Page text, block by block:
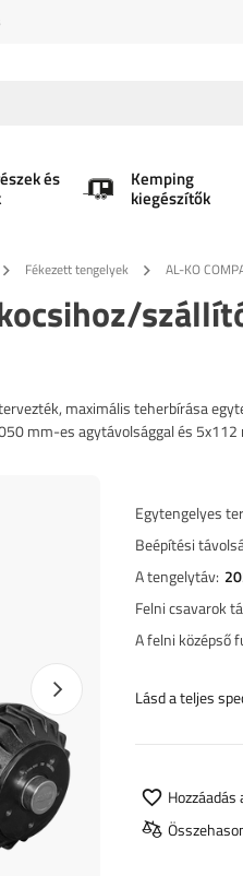
és Kemping
kiegészítők
Fékezett tengelyek AL-KO
maximális teherbírása
mm-es agytávolsággal és 5x112
Következő fotó
Egytengelyes
Beépítési
A tengelytáv
Felni csavarok
A felni középső
Lásd a teljes